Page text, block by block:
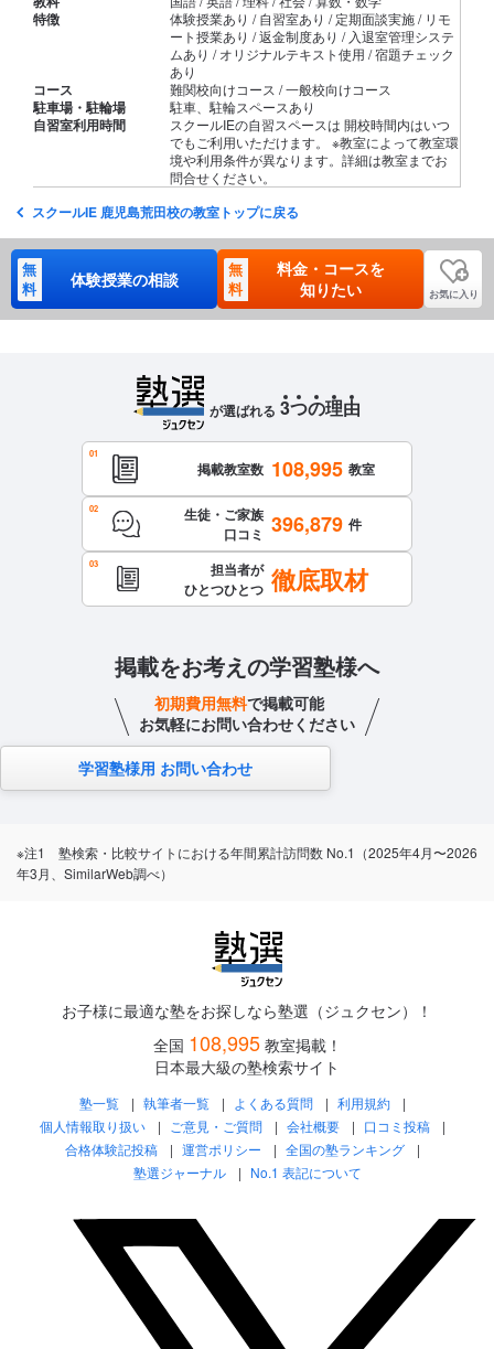
特徴
体験授業あり / 自習室あり / 定期面談実施 / リモ
ート授業あり / 返金制度あり / 入退室管理システ
ムあり / オリジナルテキスト使用 / 宿題チェック
あり
コース 難関校向けコース / 一般校向けコース
駐車場・駐輪場 駐車、駐輪スペースあり
自習室利用時間
スクールIEの自習スペースは 開校時間内はいつ
でもご利用いただけます。 ※教室によって教室環
境や利用条件が異なります。詳細は教室までお
問合せください。
スクールIE 鹿児島荒田校の教室トップに戻る
無
料
体験授業の相談
無
料
料金・コースを
知りたい
お気に入り
が選ばれる 3つの理由
掲載教室数 108,995 教室
生徒・ご家族
口コミ 396,879 件
担当者が
ひとつひとつ 徹底取材
掲載をお考えの学習塾様へ
初期費用無料で掲載可能
お気軽にお問い合わせください
学習塾様用 お問い合わせ
※注1 塾検索・比較サイトにおける年間累計訪問数 No.1（2025年4月〜2026
年3月、SimilarWeb調べ）
お子様に最適な塾をお探しなら塾選（ジュクセン）！
全国 108,995 教室掲載！
日本最大級の塾検索サイト
塾一覧 執筆者一覧 よくある質問
利用規約
個人情報取り扱い
ご意見・ご質問 会社概要
口コミ投稿
合格体験記投稿
運営ポリシー
全国の塾ランキング
塾選ジャーナル
No.1 表記について